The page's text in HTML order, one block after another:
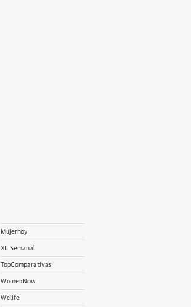
Mujerhoy
XL Semanal
TopComparativas
WomenNow
Welife